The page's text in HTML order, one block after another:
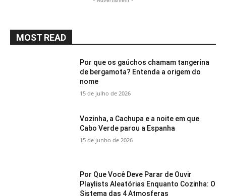
MOST READ
Por que os gaúchos chamam tangerina
de bergamota? Entenda a origem do
nome
15 de julho de 2026
Vozinha, a Cachupa e a noite em que
Cabo Verde parou a Espanha
15 de junho de 2026
Por Que Você Deve Parar de Ouvir
Playlists Aleatórias Enquanto Cozinha: O
Sistema das 4 Atmosferas